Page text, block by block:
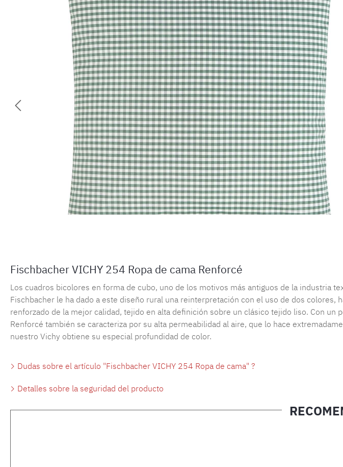
Fischbacher VICHY 254 Ropa de cama Renforcé
Los cuadros bicolores en forma de cubo, uno de los motivos más antiguos de la industria
Fischbacher le ha dado a este diseño rural una reinterpretación con el uso de dos
renforzado de la mejor calidad, tejido en alta definición sobre un clásico tejido liso. Con
Renforcé también se caracteriza por su alta permeabilidad al aire, que lo hace
nuestro Vichy obtiene su especial profundidad de color.
Dudas sobre el artículo "Fischbacher VICHY 254 Ropa de cama" ?
Detalles sobre la seguridad del producto